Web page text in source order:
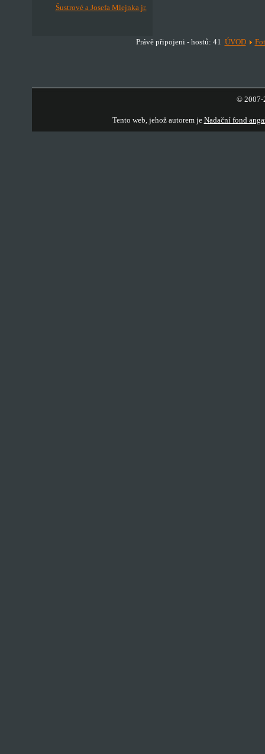
Šustrové a Josefa Mlejnka jr.
Právě připojeni - hostů: 41 ÚVOD
© 2007-
Tento web, jehož autorem je Nadační fond